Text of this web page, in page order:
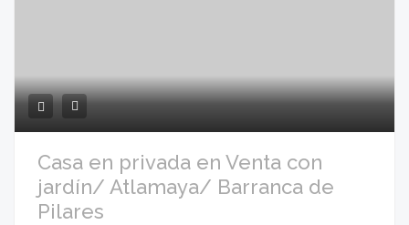
Casa en privada en Venta con
jardín/ Atlamaya/ Barranca de
Pilares